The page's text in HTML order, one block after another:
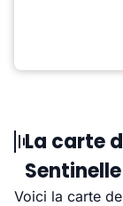
La carte
Voici la carte